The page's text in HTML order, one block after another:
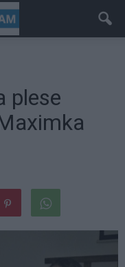
plese